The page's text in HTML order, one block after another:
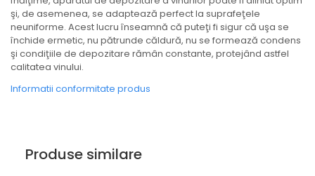
şi, de asemenea, se adaptează perfect la suprafeţele
neuniforme. Acest lucru înseamnă că puteţi fi sigur că uşa se
închide ermetic, nu pătrunde căldură, nu se formează condens
şi condiţiile de depozitare rămân constante, protejând astfel
calitatea vinului.
Informatii conformitate produs
Produse similare